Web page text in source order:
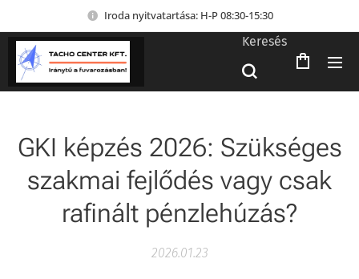
Iroda nyitvatartása: H-P 08:30-15:30
Keresés
GKI képzés 2026: Szükséges
szakmai fejlődés vagy csak
rafinált pénzlehúzás?
2026.01.23